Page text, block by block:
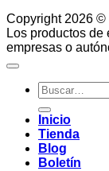
Copyright 2026 ©
Los productos
empresas o
Buscar
por:
Inicio
Tienda
Blog
Boletín